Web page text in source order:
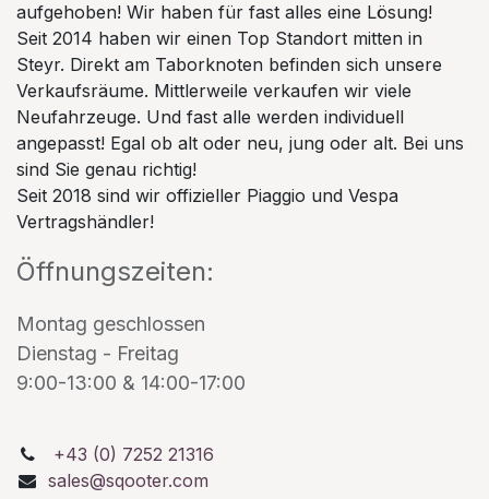
aufgehoben! Wir haben für fast alles eine Lösung!
Seit 2014 haben wir einen Top Standort mitten in
Steyr. Direkt am Taborknoten befinden sich unsere
Verkaufsräume. Mittlerweile verkaufen wir viele
Neufahrzeuge. Und fast alle werden individuell
angepasst! Egal ob alt oder neu, jung oder alt. Bei uns
sind Sie genau richtig!
Seit 2018 sind wir offizieller Piaggio und Vespa
Vertragshändler!
Öffnungszeiten:
Montag geschlossen
Dienstag - Freitag
9:00-13:00 & 14:00-17:00
+43 (0) 7252 21316
sales@sqooter.com